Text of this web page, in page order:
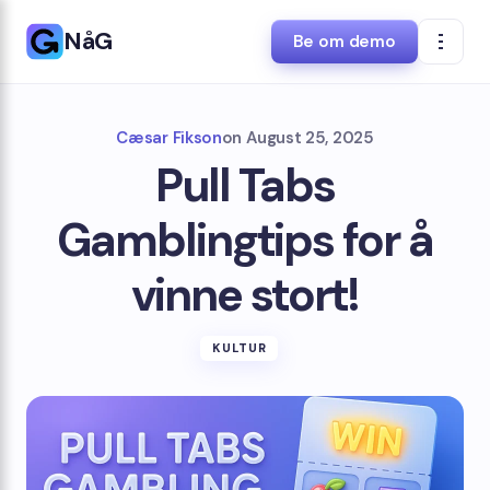
NåG Be om demo
Cæsar Fiksonon August 25, 2025
Pull Tabs
Gamblingtips for å
vinne stort!
KULTUR